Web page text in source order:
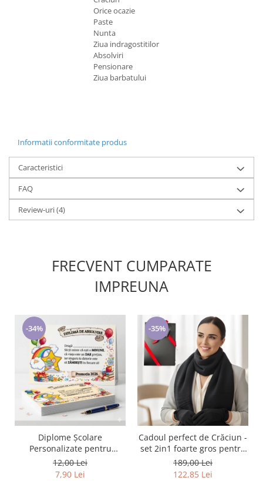
Orice ocazie
Paste
Nunta
Ziua indragostitilor
Absolviri
Pensionare
Ziua barbatului
Informatii conformitate produs
Caracteristici
FAQ
Review-uri(4)
FRECVENT CUMPARATE
IMPREUNA
-34%
Diplome Școlare
Personalizate pentru
Absolventi de scoala sau
gradinita
12,00 Lei
7,90 Lei
-35%
Cadoul perfect de Crăciun -
set 2in1 foarte gros pentru
femei 5709 negru
189,00 Lei
122,85 Lei